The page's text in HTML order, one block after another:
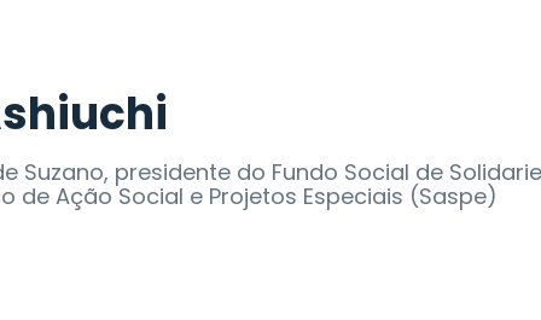
Suzano, presidente do Fundo Social de
de Ação Social e Projetos Especiais (Saspe)